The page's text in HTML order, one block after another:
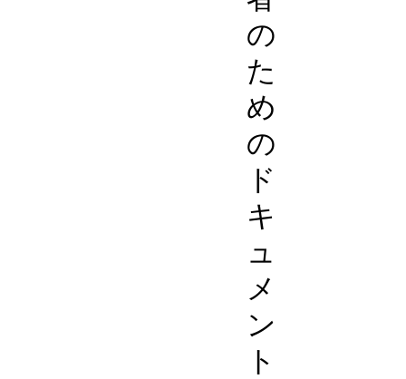
の
た
め
の
ド
キ
ュ
メ
ン
ト